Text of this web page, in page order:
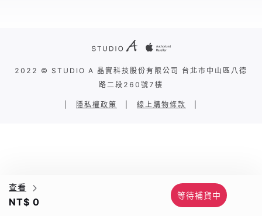
查看
NT$ 0
等待補貨中
2022 © STUDIO A 晶實科技股份有限公司 台北市中山區八德
路二段260號7樓
隱私權政策 線上購物條款